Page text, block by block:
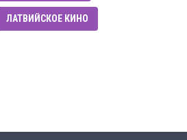
ЛАТВИЙСКОЕ КИНО